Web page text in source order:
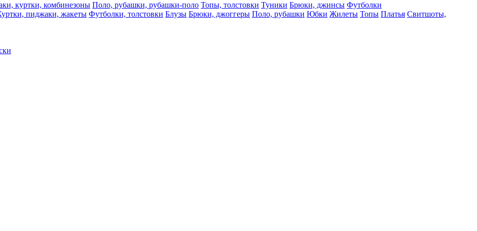
куртки, комбинезоны Поло, рубашки, рубашки-поло Топы, толстовки Туники Брюки, джинсы Футболки
пиджаки, жакеты Футболки, толстовки Блузы Брюки, джоггеры Поло, рубашки Юбки Жилеты Топы Платья Свитшоты,